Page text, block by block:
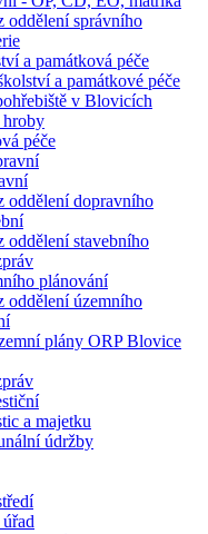
oddělení správního
a památková péče
a památkové péče
v Blovicích
hroby
péče
oddělení dopravního
oddělení stavebního
plánování
oddělení územního
plány ORP Blovice
a majetku
údržby